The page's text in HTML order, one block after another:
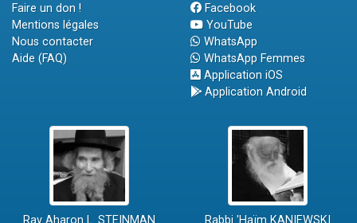
Faire un don !
Mentions légales
Nous contacter
Aide (FAQ)
Facebook
YouTube
WhatsApp
WhatsApp Femmes
Application iOS
Application Android